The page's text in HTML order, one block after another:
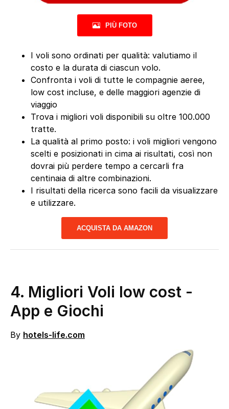
PIÙ FOTO
I voli sono ordinati per qualità: valutiamo il
costo e la durata di ciascun volo.
Confronta i voli di tutte le compagnie aeree,
low cost incluse, e delle maggiori agenzie di
viaggio
Trova i migliori voli disponibili su oltre 100.000
tratte.
La qualità al primo posto: i voli migliori vengono
scelti e posizionati in cima ai risultati, così non
dovrai più perdere tempo a cercarli fra
centinaia di altre combinazioni.
I risultati della ricerca sono facili da visualizzare
e utilizzare.
ACQUISTA DA AMAZON
4. Migliori Voli low cost -
App e Giochi
By hotels-life.com